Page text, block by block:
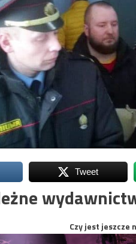
Tweet
Czy jest jeszcze